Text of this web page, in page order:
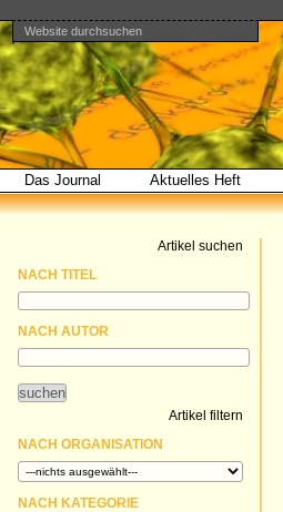
Direkt
zum
Inhalt
|
Direkt
zur
Navigation
Benutzerspezifische
Werkzeuge
Website durchsuchen
Erweiterte
Suche…
Bereiche
Das Journal Aktuelles Heft
Artikel suchen
NACH TITEL
NACH AUTOR
Artikel filtern
NACH ORGANISATION
NACH KATEGORIE